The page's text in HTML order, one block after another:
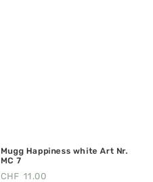
Mugg Happiness white Art Nr.
MC 7
CHF 11.00